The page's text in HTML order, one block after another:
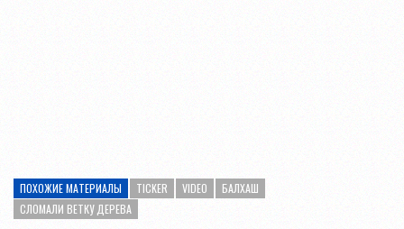
ПОХОЖИЕ МАТЕРИАЛЫ TICKER VIDEO
БАЛХАШ
СЛОМАЛИ ВЕТКУ ДЕРЕВА